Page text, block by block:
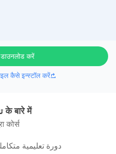
करें
कैसे इन्स्टॉल करें
تعلم برنامج الرفت الانشائي के बारे में
कोर्स
دورة تعليمية